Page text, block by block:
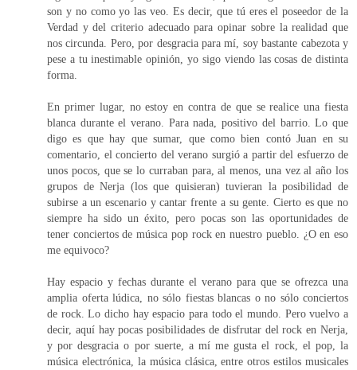
son y no como yo las veo. Es decir, que tú eres el poseedor de la
Verdad y del criterio adecuado para opinar sobre la realidad que
nos circunda. Pero, por desgracia para mí, soy bastante cabezota y
pese a tu inestimable opinión, yo sigo viendo las cosas de distinta
forma.
En primer lugar, no estoy en contra de que se realice una fiesta
blanca durante el verano. Para nada, positivo del barrio. Lo que
digo es que hay que sumar, que como bien contó Juan en su
comentario, el concierto del verano surgió a partir del esfuerzo de
unos pocos, que se lo curraban para, al menos, una vez al año los
grupos de Nerja (los que quisieran) tuvieran la posibilidad de
subirse a un escenario y cantar frente a su gente. Cierto es que no
siempre ha sido un éxito, pero pocas son las oportunidades de
tener conciertos de música pop rock en nuestro pueblo. ¿O en eso
me equivoco?
Hay espacio y fechas durante el verano para que se ofrezca una
amplia oferta lúdica, no sólo fiestas blancas o no sólo conciertos
de rock. Lo dicho hay espacio para todo el mundo. Pero vuelvo a
decir, aquí hay pocas posibilidades de disfrutar del rock en Nerja,
y por desgracia o por suerte, a mí me gusta el rock, el pop, la
música electrónica, la música clásica, entre otros estilos musicales